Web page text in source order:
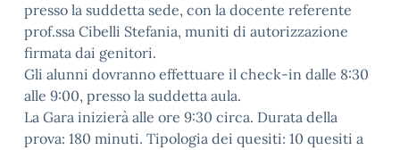
presso la suddetta sede, con la docente referente
prof.ssa Cibelli Stefania, muniti di autorizzazione
firmata dai genitori.
Gli alunni dovranno effettuare il check-in dalle 8:30
alle 9:00, presso la suddetta aula.
La Gara inizierà alle ore 9:30 circa. Durata della
prova: 180 minuti. Tipologia dei quesiti: 10 quesiti a